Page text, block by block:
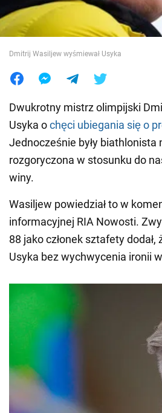
Jedzenie
Dmitrij Wasiljew wyśmiewał Usyka
Dwukrotny mistrz olimpijski
Usyka ochęci ubiegania się o
Jednocześnie były biathlonista
rozgoryczona w stosunku do
winy.
Wasiljew powiedział to w
informacyjnej RIA Nowosti.
88 jako członek sztafety
Usyka bez wychwycenia ironii